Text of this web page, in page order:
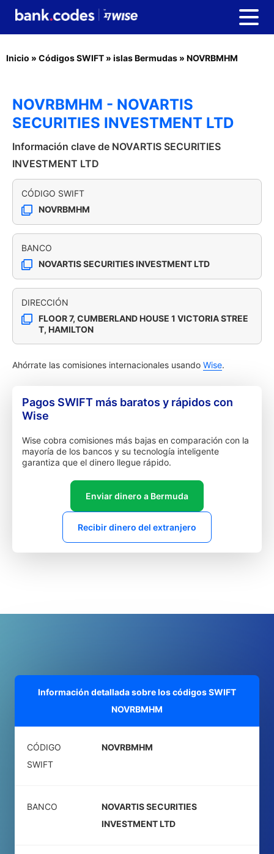
Inicio » Códigos SWIFT » islas Bermudas » NOVRBMHM
NOVRBMHM - NOVARTIS
SECURITIES INVESTMENT LTD
Información clave de NOVARTIS SECURITIES
INVESTMENT LTD
CÓDIGO SWIFT
NOVRBMHM
BANCO
NOVARTIS SECURITIES INVESTMENT LTD
DIRECCIÓN
FLOOR 7, CUMBERLAND HOUSE 1 VICTORIA STREE
T, HAMILTON
Ahórrate las comisiones internacionales usando Wise.
Pagos SWIFT más baratos y rápidos con
Wise
Wise cobra comisiones más bajas en comparación con la
mayoría de los bancos y su tecnología inteligente
garantiza que el dinero llegue rápido.
Enviar dinero a Bermuda
Recibir dinero del extranjero
Información detallada sobre los códigos SWIFT
NOVRBMHM
CÓDIGO
SWIFT
NOVRBMHM
BANCO
NOVARTIS SECURITIES
INVESTMENT LTD